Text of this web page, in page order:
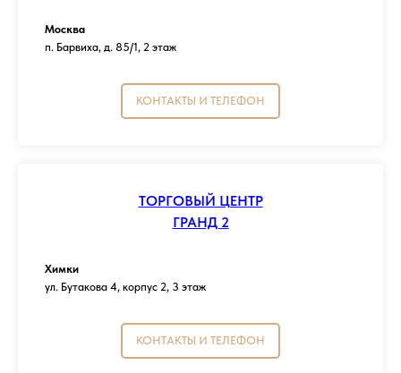
Москва
п. Барвиха, д. 85/1, 2 этаж
КОНТАКТЫ И ТЕЛЕФОН
ТОРГОВЫЙ ЦЕНТР
ГРАНД 2
Химки
ул. Бутакова 4, корпус 2, 3 этаж
КОНТАКТЫ И ТЕЛЕФОН